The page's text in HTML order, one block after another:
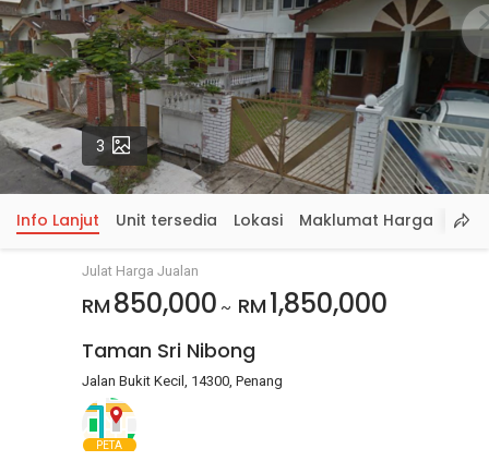
3 Gambar
Info Lanjut Unit tersedia Lokasi Maklumat Harga
Julat Harga Jualan
RM 850,000 ~ RM 1,850,000
Taman Sri Nibong
Jalan Bukit Kecil, 14300, Penang
PETA